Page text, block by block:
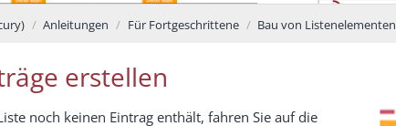
Anleitungen Für Fortgeschrittene Bau von Listenelementen
erstellen
noch keinen Eintrag enthält, fahren Sie auf die